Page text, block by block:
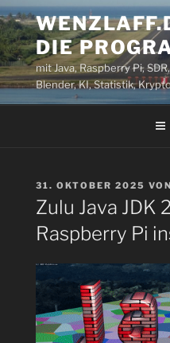
Zum
Inhalt
springenDIE
mit Java, Raspberry Pi,
Blender, KI, Statistik,
VERÖFFENTLICHT
AM
31. OKTOBER 2025 VON
Zulu Java JDK
Raspberry Pi